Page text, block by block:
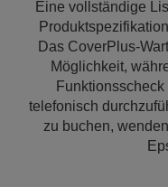
Eine vollständige
Das CoverPlus-
Möglichkeit,
telefonisch
zu buchen,